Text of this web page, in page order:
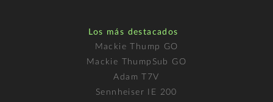
Los más destacados
Mackie Thump GO
Mackie ThumpSub GO
Adam T7V
Sennheiser IE 200